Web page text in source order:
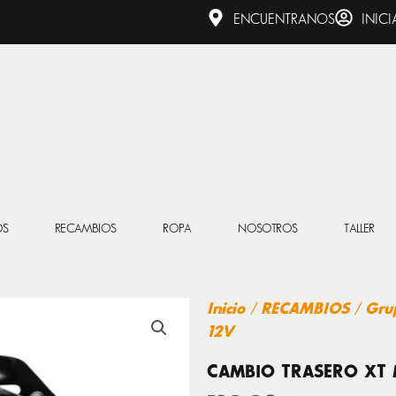
ENCUENTRANOS
RECAMBIOS ROPA NOSOTROS TALLER
Inicio/ RECAMBIOS/
12V
CAMBIO TRASERO